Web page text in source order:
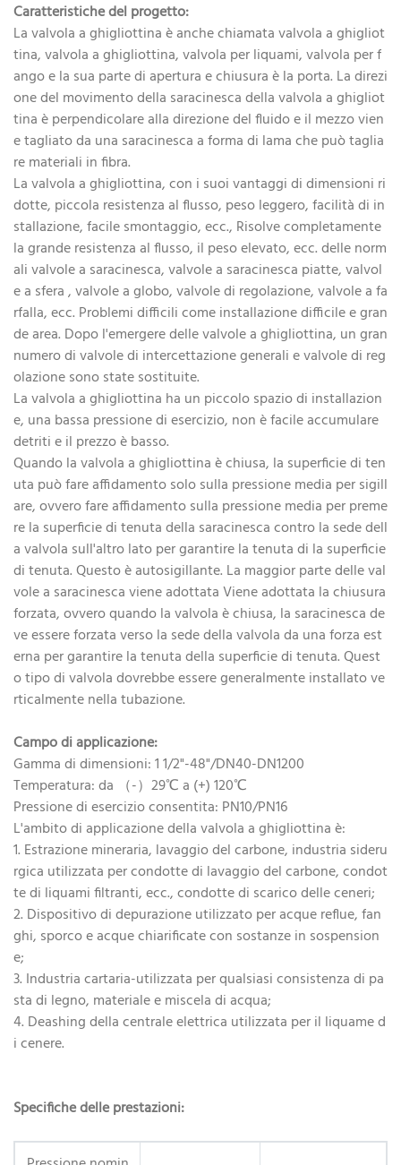
Caratteristiche del progetto:
La valvola a ghigliottina è anche chiamata valvola a ghigliot
tina, valvola a ghigliottina, valvola per liquami, valvola per f
ango e la sua parte di apertura e chiusura è la porta. La direzi
one del movimento della saracinesca della valvola a ghigliot
tina è perpendicolare alla direzione del fluido e il mezzo vien
e tagliato da una saracinesca a forma di lama che può taglia
re materiali in fibra.
La valvola a ghigliottina, con i suoi vantaggi di dimensioni ri
dotte, piccola resistenza al flusso, peso leggero, facilità di in
stallazione, facile smontaggio, ecc., Risolve completamente
la grande resistenza al flusso, il peso elevato, ecc. delle norm
ali valvole a saracinesca, valvole a saracinesca piatte, valvol
e a sfera , valvole a globo, valvole di regolazione, valvole a fa
rfalla, ecc. Problemi difficili come installazione difficile e gran
de area. Dopo l'emergere delle valvole a ghigliottina, un gran
numero di valvole di intercettazione generali e valvole di reg
olazione sono state sostituite.
La valvola a ghigliottina ha un piccolo spazio di installazion
e, una bassa pressione di esercizio, non è facile accumulare
detriti e il prezzo è basso.
Quando la valvola a ghigliottina è chiusa, la superficie di ten
uta può fare affidamento solo sulla pressione media per sigill
are, ovvero fare affidamento sulla pressione media per preme
re la superficie di tenuta della saracinesca contro la sede dell
a valvola sull'altro lato per garantire la tenuta di la superficie
di tenuta. Questo è autosigillante. La maggior parte delle val
vole a saracinesca viene adottata Viene adottata la chiusura
forzata, ovvero quando la valvola è chiusa, la saracinesca de
ve essere forzata verso la sede della valvola da una forza est
erna per garantire la tenuta della superficie di tenuta. Quest
o tipo di valvola dovrebbe essere generalmente installato ve
rticalmente nella tubazione.
Campo di applicazione:
Gamma di dimensioni: 1 1/2"-48"/DN40-DN1200
Temperatura: da （-）29℃ a (+) 120℃
Pressione di esercizio consentita: PN10/PN16
L'ambito di applicazione della valvola a ghigliottina è:
1. Estrazione mineraria, lavaggio del carbone, industria sideru
rgica utilizzata per condotte di lavaggio del carbone, condot
te di liquami filtranti, ecc., condotte di scarico delle ceneri;
2. Dispositivo di depurazione utilizzato per acque reflue, fan
ghi, sporco e acque chiarificate con sostanze in sospension
e;
3. Industria cartaria-utilizzata per qualsiasi consistenza di pa
sta di legno, materiale e miscela di acqua;
4. Deashing della centrale elettrica utilizzata per il liquame d
i cenere.
Specifiche delle prestazioni: